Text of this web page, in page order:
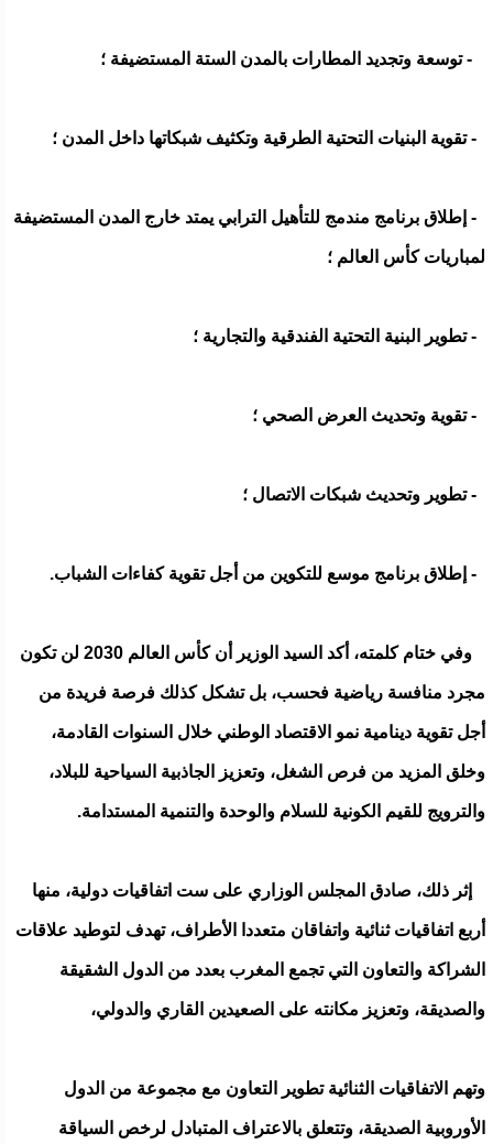
- توسعة وتجديد المطارات بالمدن الستة المستضيفة ؛
- تقوية البنيات التحتية الطرقية وتكثيف شبكاتها داخل المدن ؛
- إطلاق برنامج مندمج للتأهيل الترابي يمتد خارج المدن المستضيفة
لمباريات كأس العالم ؛
- تطوير البنية التحتية الفندقية والتجارية ؛
- تقوية وتحديث العرض الصحي ؛
- تطوير وتحديث شبكات الاتصال ؛
- إطلاق برنامج موسع للتكوين من أجل تقوية كفاءات الشباب.
وفي ختام كلمته، أكد السيد الوزير أن كأس العالم 2030 لن تكون
مجرد منافسة رياضية فحسب، بل تشكل كذلك فرصة فريدة من
أجل تقوية دينامية نمو الاقتصاد الوطني خلال السنوات القادمة،
وخلق المزيد من فرص الشغل، وتعزيز الجاذبية السياحية للبلاد،
والترويج للقيم الكونية للسلام والوحدة والتنمية المستدامة.
إثر ذلك، صادق المجلس الوزاري على ست اتفاقيات دولية، منها
أربع اتفاقيات ثنائية واتفاقان متعددا الأطراف، تهدف لتوطيد علاقات
الشراكة والتعاون التي تجمع المغرب بعدد من الدول الشقيقة
والصديقة، وتعزيز مكانته على الصعيدين القاري والدولي،
وتهم الاتفاقيات الثنائية تطوير التعاون مع مجموعة من الدول
الأوروبية الصديقة، وتتعلق بالاعتراف المتبادل لرخص السياقة